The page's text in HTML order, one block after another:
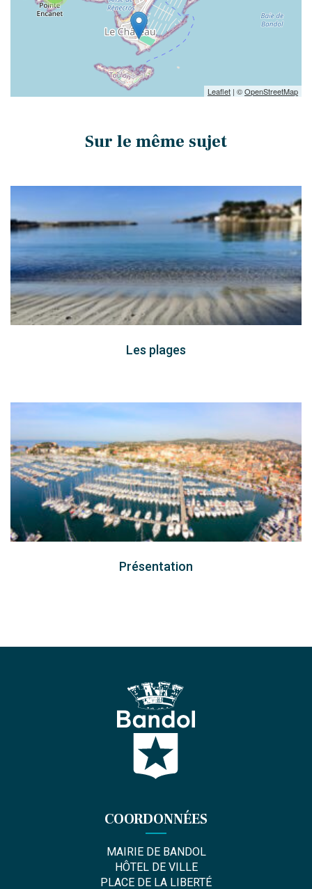
Leaflet | ©OpenStreetMap
Sur le même sujet
Les plages
Présentation
COORDONNÉES
MAIRIE DE BANDOL
HÔTEL DE VILLE
PLACE DE LA LIBERTÉ